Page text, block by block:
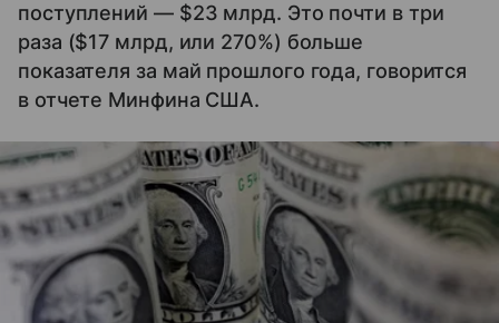
поступлений — $23 млрд. Это почти в три
раза ($17 млрд, или 270%) больше
показателя за май прошлого года, говорится
в отчете Минфина США.